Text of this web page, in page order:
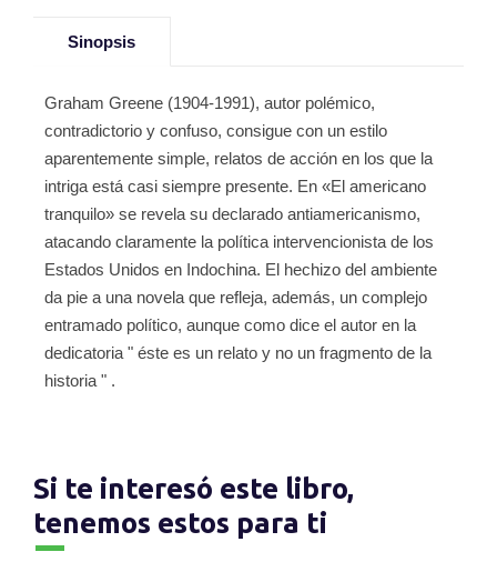
Sinopsis
Graham Greene (1904-1991), autor polémico,
contradictorio y confuso, consigue con un estilo
aparentemente simple, relatos de acción en los que la
intriga está casi siempre presente. En «El americano
tranquilo» se revela su declarado antiamericanismo,
atacando claramente la política intervencionista de los
Estados Unidos en Indochina. El hechizo del ambiente
da pie a una novela que refleja, además, un complejo
entramado político, aunque como dice el autor en la
dedicatoria " éste es un relato y no un fragmento de la
historia " .
Si te interesó este libro,
tenemos estos para ti